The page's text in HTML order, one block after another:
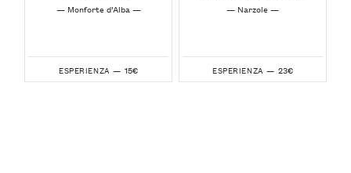
— Monforte d’Alba —
ESPERIENZA — 15€
— Narzole —
ESPERIENZA — 23€